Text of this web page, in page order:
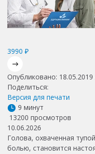
3990 ₽
Опубликовано:
Поделиться:
Версия для печати
9 минут
13200 просмотров
10.06.2026
Голова, охваченная
болью, становится